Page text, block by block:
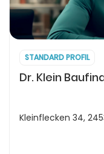
STANDARD PROFIL
Dr. Klein
Kleinflecken 34,